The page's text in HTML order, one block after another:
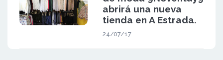
abrirá una nueva
tienda en A Estrada.
24/07/17